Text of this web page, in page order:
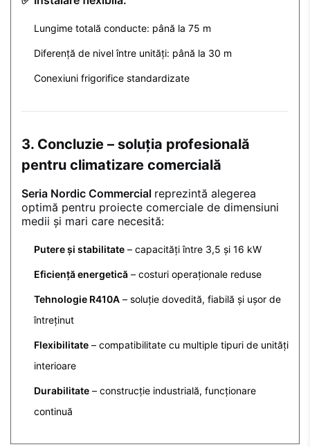
Lungime totală conducte: până la 75 m
Diferență de nivel între unități: până la 30 m
Conexiuni frigorifice standardizate
3. Concluzie – soluția profesională
pentru climatizare comercială
Seria Nordic Commercial reprezintă alegerea
optimă pentru proiecte comerciale de dimensiuni
medii și mari care necesită:
Putere și stabilitate – capacități între 3,5 și 16 kW
Eficiență energetică – costuri operaționale reduse
Tehnologie R410A – soluție dovedită, fiabilă și ușor de
întreținut
Flexibilitate – compatibilitate cu multiple tipuri de unități
interioare
Durabilitate – construcție industrială, funcționare
continuă